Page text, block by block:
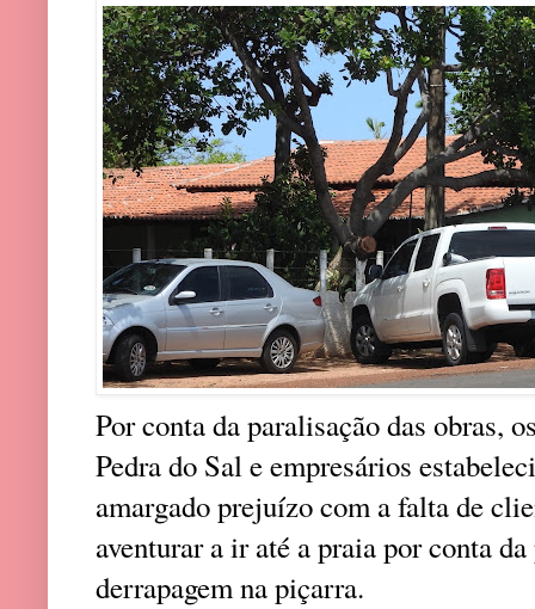
Por conta da paralisação das obras,
Pedra do Sal e empresários
amargado prejuízo com a falta de
aventurar a ir até a praia por conta
derrapagem na piçarra.